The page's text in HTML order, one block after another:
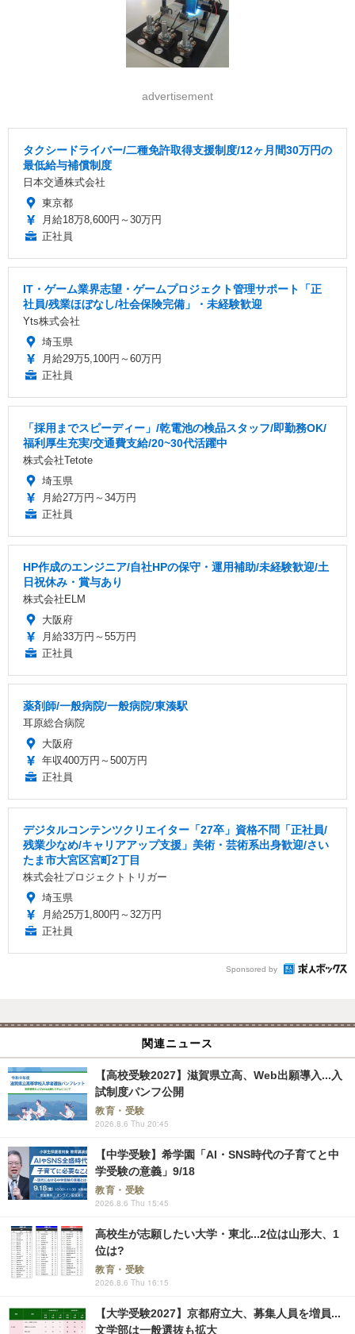
advertisement
タクシードライバー/二種免許取得支援制度/12ヶ月間30万円の
最低給与補償制度
日本交通株式会社
東京都
月給18万8,600円～30万円
正社員
IT・ゲーム業界志望・ゲームプロジェクト管理サポート「正
社員/残業ほぼなし/社会保険完備」・未経験歓迎
Yts株式会社
埼玉県
月給29万5,100円～60万円
正社員
「採用までスピーディー」/乾電池の検品スタッフ/即勤務OK/
福利厚生充実/交通費支給/20~30代活躍中
株式会社Tetote
埼玉県
月給27万円～34万円
正社員
HP作成のエンジニア/自社HPの保守・運用補助/未経験歓迎/土
日祝休み・賞与あり
株式会社ELM
大阪府
月給33万円～55万円
正社員
薬剤師/一般病院/一般病院/東湊駅
耳原総合病院
大阪府
年収400万円～500万円
正社員
デジタルコンテンツクリエイター「27卒」資格不問「正社員/
残業少なめ/キャリアアップ支援」美術・芸術系出身歓迎/さい
たま市大宮区宮町2丁目
株式会社プロジェクトトリガー
埼玉県
月給25万1,800円～32万円
正社員
Sponsored by
関連ニュース
【高校受験2027】滋賀県立高、Web出願導入...入
試制度パンフ公開
教育・受験
2026.8.6 Thu 20:45
【中学受験】希学園「AI・SNS時代の子育てと中
学受験の意義」9/18
教育・受験
2026.8.6 Thu 15:45
高校生が志願したい大学・東北...2位は山形大、1
位は?
教育・受験
2026.8.6 Thu 16:15
【大学受験2027】京都府立大、募集人員を増員...
文学部は一般選抜も拡大